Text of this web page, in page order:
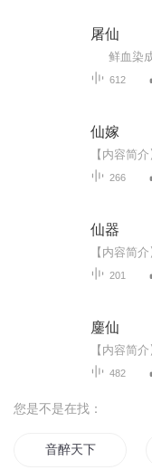
屠仙
612
仙嫁
266
仙器
201
鏖仙
482
您是不是在找：
音醉天下